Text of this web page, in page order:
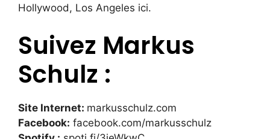
Hollywood, Los Angeles ici.
Suivez Markus
Schulz :
Site Internet: markusschulz.com
Facebook: facebook.com/markusschulz